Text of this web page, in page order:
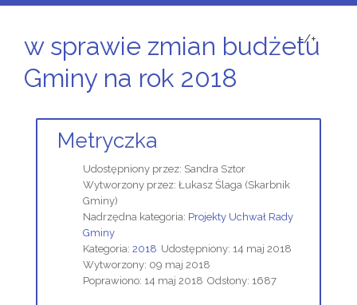
w sprawie zmian budżetu
Gminy na rok 2018
-/+
Metryczka
Udostępniony przez: Sandra Sztor
Wytworzony przez: Łukasz Ślaga (Skarbnik
Gminy)
Nadrzędna kategoria: Projekty Uchwał Rady
Gminy
Kategoria: 2018 Udostępniony: 14 maj 2018
Wytworzony: 09 maj 2018
Poprawiono: 14 maj 2018 Odsłony: 1687